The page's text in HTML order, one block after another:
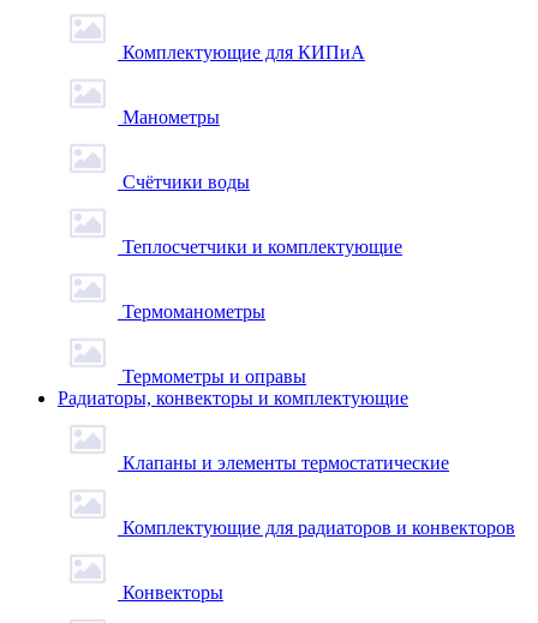
Комплектующие для КИПиА
Манометры
Счётчики воды
Теплосчетчики и комплектующие
Термоманометры
Термометры и оправы
Радиаторы, конвекторы и комплектующие
Клапаны и элементы термостатические
Комплектующие для радиаторов и конвекторов
Конвекторы